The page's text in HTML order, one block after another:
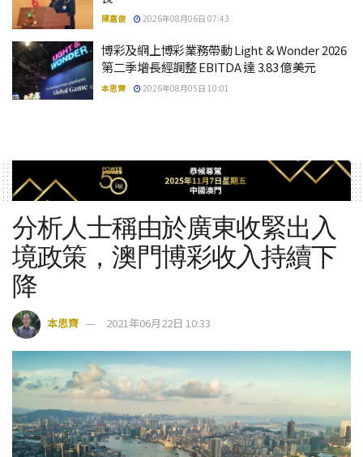
陳嘉俊 2026年08月06日 07:43
博彩及網上博彩業務帶動 Light & Wonder 2026
第二季增長經調整 EBITDA 達 3.83 億美元
本思齊 2026年08月05日 10:01
分析人士稱由於廣東收緊出入
境政策，澳門博彩收入持續下
降
本思齊 2021年06月22日 10:33